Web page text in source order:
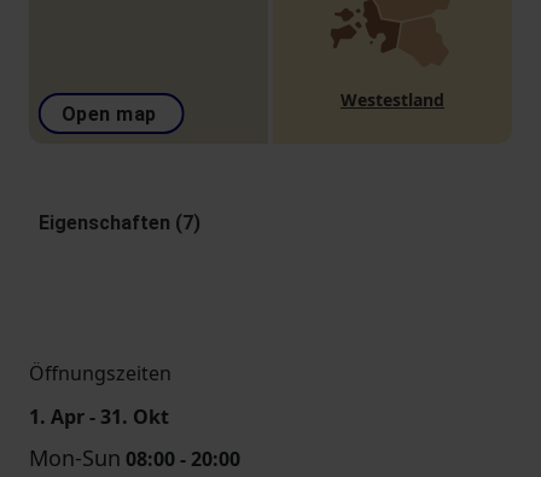
Open map
Westestland
Eigenschaften (7)
Öffnungszeiten
1. Apr - 31. Okt
Mon-Sun 08:00 - 20:00